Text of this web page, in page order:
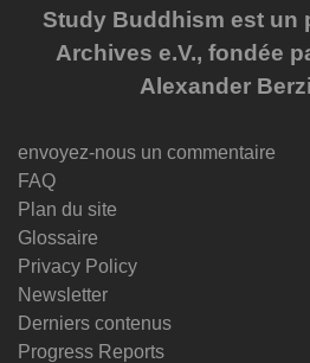
Study Buddhism est un
Archives e.V., fondée
Alexander
envoyez-nous un commentaire
FAQ
Plan du site
Glossaire
Privacy Policy
Newsletter
Derniers contenus
Progress Reports